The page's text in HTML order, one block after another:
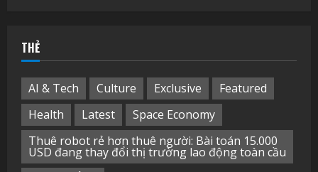
THẺ
AI & Tech Culture Exclusive
Featured
Health
Latest
Space Economy
Thuê robot rẻ hơn thuê người: Bài toán 15.000
USD đang thay đổi thị trường lao động toàn cầu